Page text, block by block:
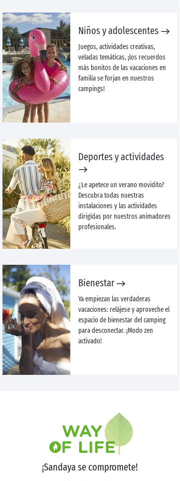
Niños y adolescentes
Juegos, actividades creativas,
veladas temáticas, ¡los recuerdos
más bonitos de las vacaciones en
familia se forjan en nuestros
campings!
Deportes y actividades
¿Le apetece un verano movidito?
Descubra todas nuestras
instalaciones y las actividades
dirigidas por nuestros animadores
profesionales.
Bienestar
Ya empiezan las verdaderas
vacaciones: relájese y aproveche el
espacio de bienestar del camping
para desconectar. ¡Modo zen
activado!
¡Sandaya se compromete!